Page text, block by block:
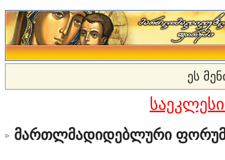
ეს
მართლმადიდებლური